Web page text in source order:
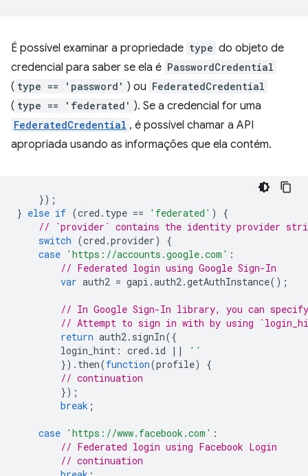
É possível examinar a propriedade type do objeto de
credencial para saber se ela é PasswordCredential
( type == 'password' ) ou FederatedCredential
( type == 'federated' ). Se a credencial for uma
FederatedCredential , é possível chamar a API
apropriada usando as informações que ela contém.
});
} else if (cred . type == 'federated' )
{
// `provider` contains the identity provider
switch (cred .provider)
{
case 'https://accounts.google.com' :
// Federated login using Google Sign-In
var auth2 = gapi .auth2 .getAuthInstance();
// In Google Sign-In library, you can
// Attempt to sign in with by using
return auth2 . signIn({
login_hint : cred . id ||
''
}). then(function(profile)
{
// continuation
});
break ;
case 'https://www.facebook.com' :
// Federated login using Facebook Login
// continuation